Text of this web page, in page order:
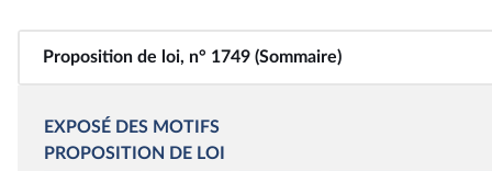
Proposition de loi, n° 1749 (Sommaire)
EXPOSÉ DES MOTIFS
PROPOSITION DE LOI